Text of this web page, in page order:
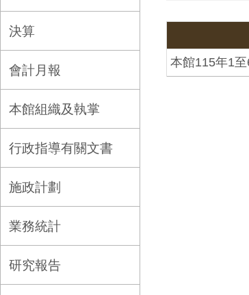
決算
會計月報
本館組織及執掌
行政指導有關文書
施政計劃
業務統計
研究報告
本館115年1